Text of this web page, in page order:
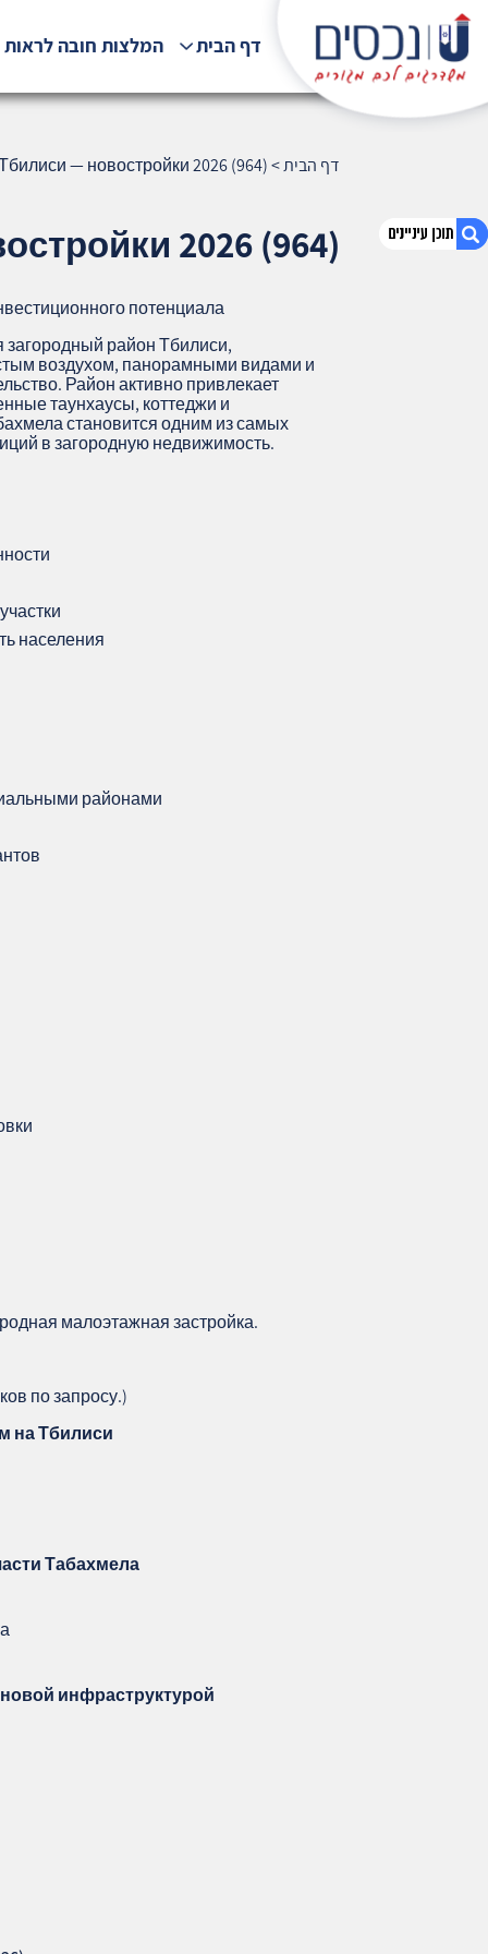
1. Табахмела, Тбилиси — новостройки
דף הבית המלצות חובה
דף הבית>
— новостройки 2026 (964)
2026 (964)
потенциала
район Тбилиси,
воздухом, панорамными видами и
Район активно привлекает
таунхаусы, коттеджи и
становится одним из самых
в загородную недвижимость.
населения
районами
малоэтажная застройка.
по запросу.)
на Тбилиси
Табахмела
инфраструктурой